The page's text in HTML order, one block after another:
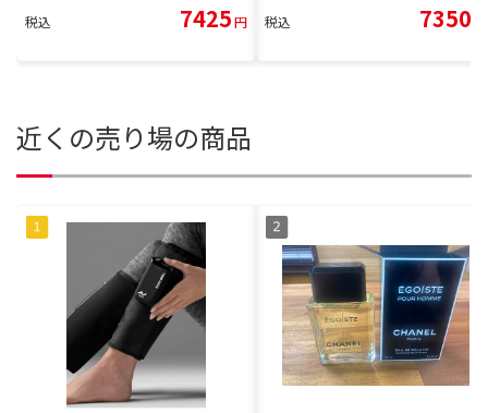
税込 7425円 税込 7350
近くの売り場の商品